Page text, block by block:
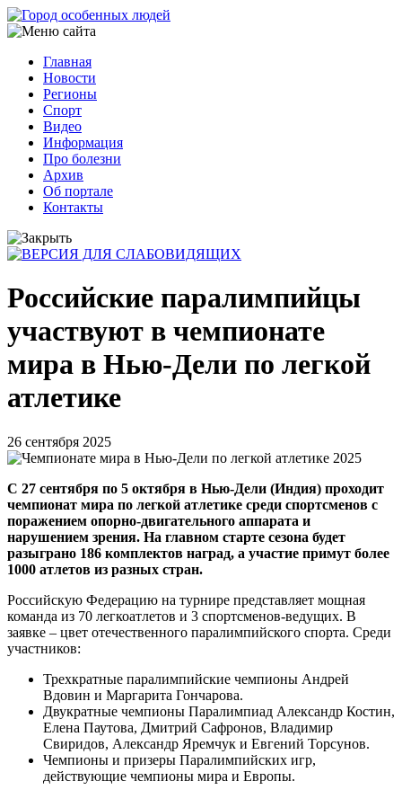
Перейти
к
содержанию
Основная
навигация
Главная
Новости
Регионы
Спорт
Видео
Информация
Про болезни
Архив
Об портале
Контакты
Российские паралимпийцы
участвуют в чемпионате
мира в Нью-Дели по легкой
атлетике
26 сентября 2025
С 27 сентября по 5 октября в Нью-Дели (Индия) проходит
чемпионат мира по легкой атлетике среди спортсменов с
поражением опорно-двигательного аппарата и
нарушением зрения. На главном старте сезона будет
разыграно 186 комплектов наград, а участие примут более
1000 атлетов из разных стран.
Российскую Федерацию на турнире представляет мощная
команда из 70 легкоатлетов и 3 спортсменов-ведущих. В
заявке – цвет отечественного паралимпийского спорта. Среди
участников:
Трехкратные паралимпийские чемпионы Андрей
Вдовин и Маргарита Гончарова.
Двукратные чемпионы Паралимпиад Александр Костин,
Елена Паутова, Дмитрий Сафронов, Владимир
Свиридов, Александр Яремчук и Евгений Торсунов.
Чемпионы и призеры Паралимпийских игр,
действующие чемпионы мира и Европы.